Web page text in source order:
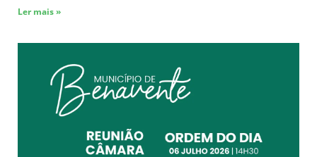
Ler mais »